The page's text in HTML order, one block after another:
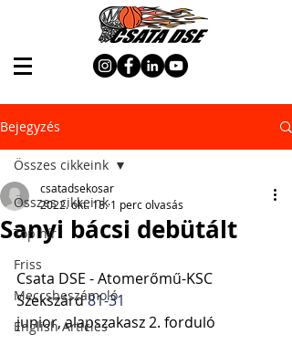
Bejegyzés
Összes cikkeink
Top hír
Friss
Meccsbeszámoló
English Articles
Összes cikkeink
Sanyi bácsi debütált
csatadsekosar
2022. okt. 18. 1 perc olvasás
Csata DSE - Atomerőmű-KSC
Szekszárd 81-31
junior, alapszakasz 2. forduló